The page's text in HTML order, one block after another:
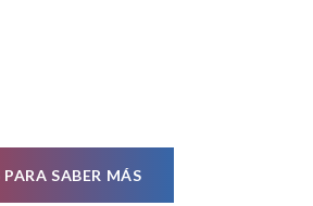
PARA SABER MÁS